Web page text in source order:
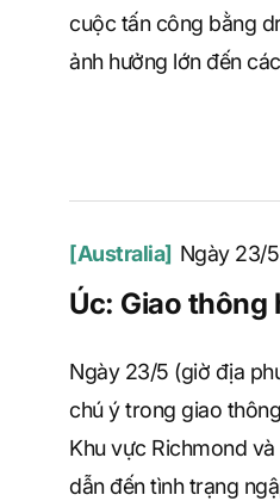
cuộc tấn công bằng
ảnh hưởng lớn đến
[Australia] Ngày 23/5
Úc: Giao thông
Ngày 23/5 (giờ địa
chú ý trong giao
Khu vực Richmond
dẫn đến tình trạng